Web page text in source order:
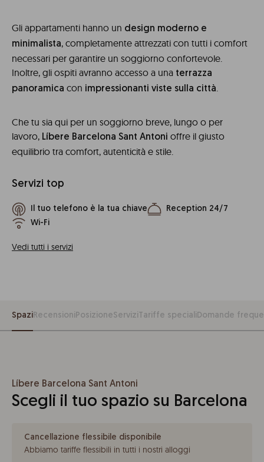
Gli appartamenti hanno un design moderno e
minimalista, completamente attrezzati con tutti i comfort
necessari per garantire un soggiorno confortevole.
Inoltre, gli ospiti avranno accesso a una terrazza
panoramica con impressionanti viste sulla città.
Che tu sia qui per un soggiorno breve, lungo o per
lavoro, Líbere Barcelona Sant Antoni offre il giusto
equilibrio tra comfort, autenticità e stile.
Servizi top
Il tuo telefono è la tua chiave
Reception 24/7
Wi-Fi
Vedi tutti i servizi
SpaziRecensioniPosizioneServizi Tariffe specialiDomande
Líbere Barcelona Sant Antoni
Scegli il tuo spazio su Barcelona
Cancellazione flessibile disponibile
Abbiamo tariffe flessibili in tutti i nostri alloggi